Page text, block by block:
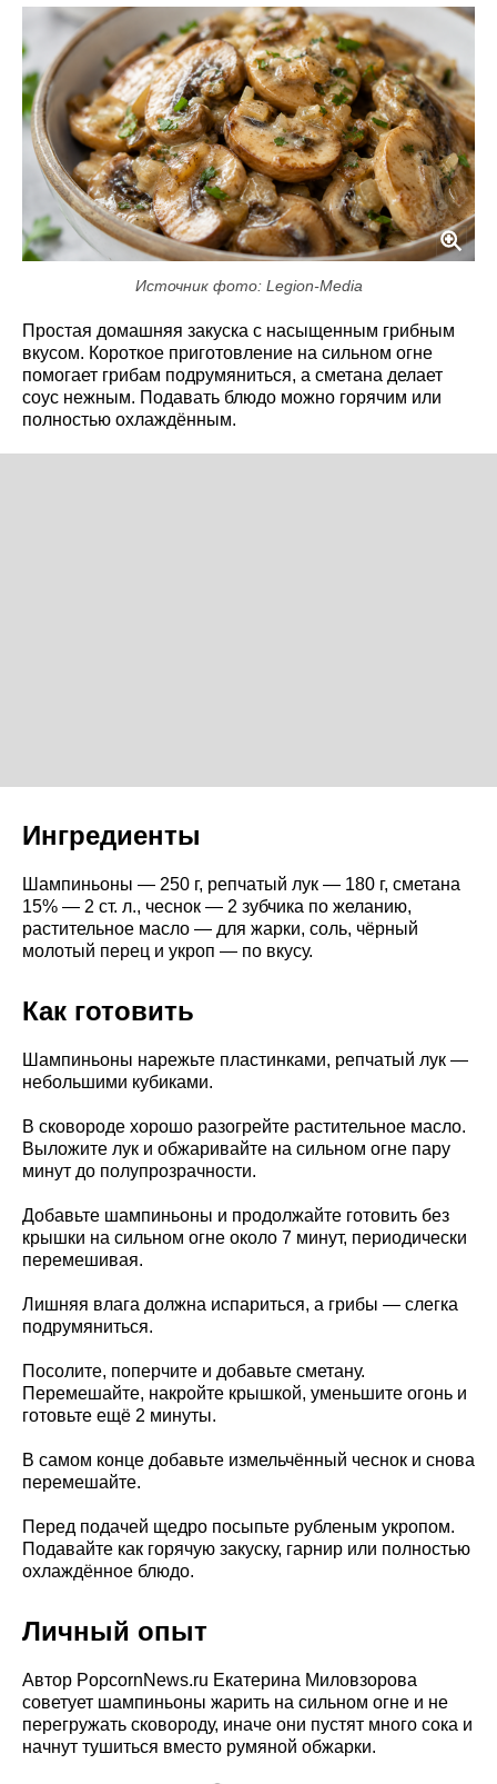
Источник фото: Legion-Media
Простая домашняя закуска с насыщенным грибным
вкусом. Короткое приготовление на сильном огне
помогает грибам подрумяниться, а сметана делает
соус нежным. Подавать блюдо можно горячим или
полностью охлаждённым.
Ингредиенты
Шампиньоны — 250 г, репчатый лук — 180 г, сметана
15% — 2 ст. л., чеснок — 2 зубчика по желанию,
растительное масло — для жарки, соль, чёрный
молотый перец и укроп — по вкусу.
Как готовить
Шампиньоны нарежьте пластинками, репчатый лук —
небольшими кубиками.
В сковороде хорошо разогрейте растительное масло.
Выложите лук и обжаривайте на сильном огне пару
минут до полупрозрачности.
Добавьте шампиньоны и продолжайте готовить без
крышки на сильном огне около 7 минут, периодически
перемешивая.
Лишняя влага должна испариться, а грибы — слегка
подрумяниться.
Посолите, поперчите и добавьте сметану.
Перемешайте, накройте крышкой, уменьшите огонь и
готовьте ещё 2 минуты.
В самом конце добавьте измельчённый чеснок и снова
перемешайте.
Перед подачей щедро посыпьте рубленым укропом.
Подавайте как горячую закуску, гарнир или полностью
охлаждённое блюдо.
Личный опыт
Автор PopcornNews.ru Екатерина Миловзорова
советует шампиньоны жарить на сильном огне и не
перегружать сковороду, иначе они пустят много сока и
начнут тушиться вместо румяной обжарки.